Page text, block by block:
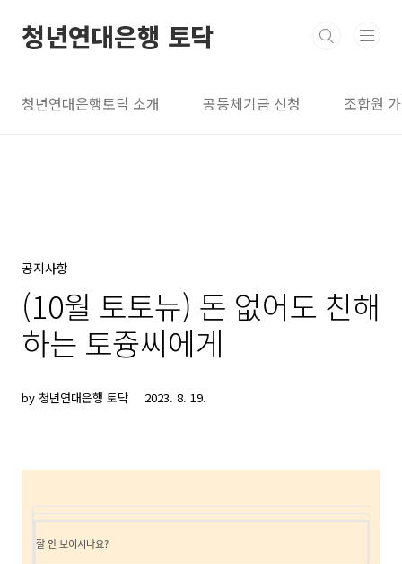
청년연대은행 토닥
청년연대은행토닥 소개 공동체기금 신청 조합원
공지사항
(10월 토토뉴) 돈 없어도 친해
하는 토즁씨에게
by 청년연대은행 토닥 2023. 8. 19.
잘 안 보이시나요?